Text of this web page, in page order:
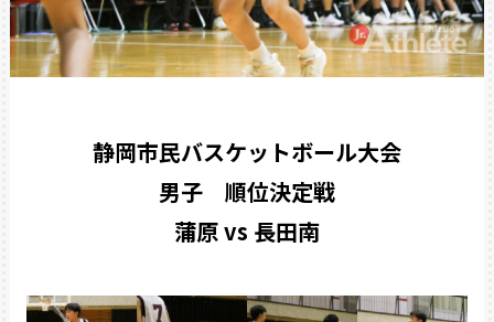
静岡市民バスケットボール大会
男子 順位決定戦
蒲原 vs 長田南